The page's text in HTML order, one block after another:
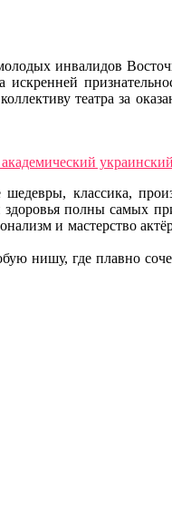
инвалидов
театра за
классика,
полны самых
и мастерство
нишу, где плавно